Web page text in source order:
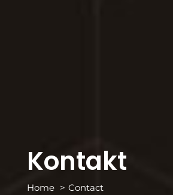
Kontakt
Home Contact